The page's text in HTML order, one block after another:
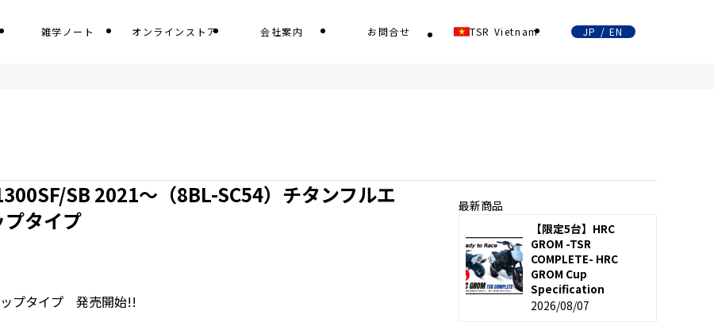
雑学ノート オンラインストア 会社案内 お問合せ TSR Vietnam JP / EN
SB 2021～（8BL-SC54）チタンフルエ
タイプ
プタイプ 発売開始!!
最新商品
【限定5台】HRC
GROM -TSR
COMPLETE- HRC
GROM Cup
Specification
2026/08/07